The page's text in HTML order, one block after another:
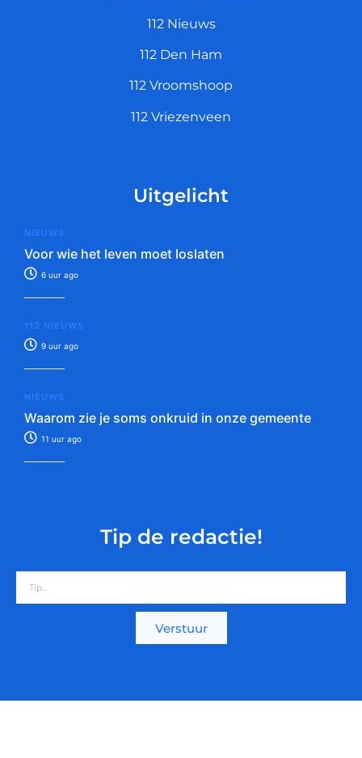
112 Nieuws
112 Den Ham
112 Vroomshoop
112 Vriezenveen
Uitgelicht
NIEUWS
Voor wie het leven moet loslaten
6 uur ago
112 NIEUWS
9 uur ago
NIEUWS
Waarom zie je soms onkruid in onze gemeente
11 uur ago
Tip de redactie!
Verstuur